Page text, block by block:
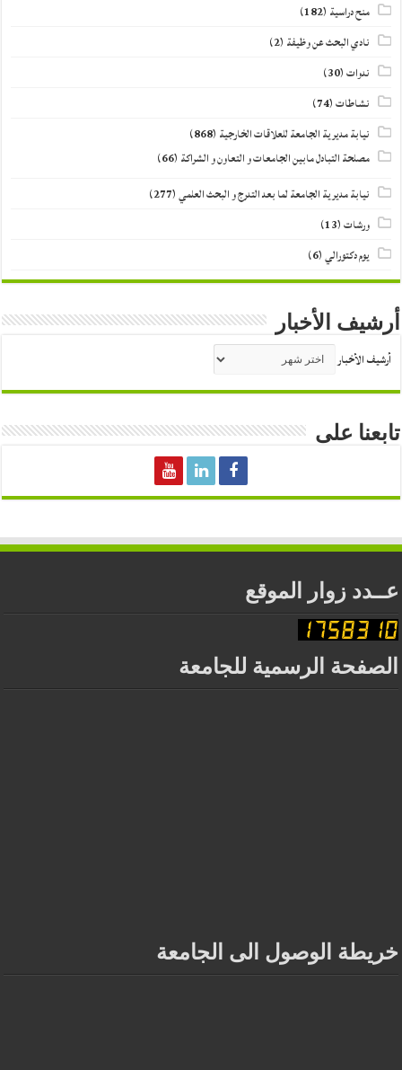
منح دراسية (182)
نادي البحث عن وظيفة (2)
ندوات(30)
نشاطات(74)
نيابة مديرية الجامعة للعلاقات الخارجية (868)
مصلحة التبادل مابين الجامعات و التعاون و الشراكة (66)
نيابة مديرية الجامعة لما بعد التدرج و البحث العلمي(277)
ورشات(13)
يوم دكتورالي(6)
أرشيف الأخبار
أرشيف الأخبار
تابعنا على
عــدد زوار الموقع
الصفحة الرسمية للجامعة
خريطة الوصول الى الجامعة